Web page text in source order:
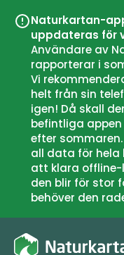
Naturkartan-
uppdateras för
Användare av
rapporterar i
Vi
helt från sin
igen! Då skall
befintliga
efter
all data för hela
att klara
den blir för stor
behöver den